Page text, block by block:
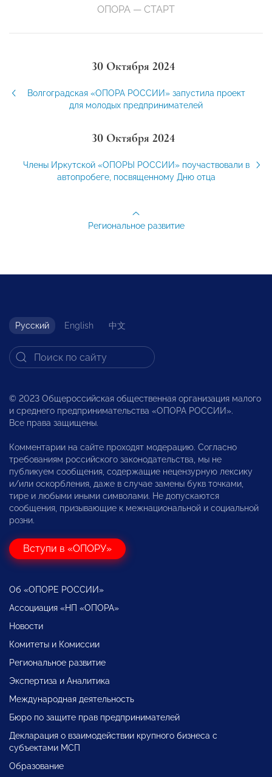
ОПОРА — СТАРТ
30 Октября 2024
Волгоградская «ОПОРА РОССИИ» запустила проект
для молодых предпринимателей
30 Октября 2024
Члены Иркутской «ОПОРЫ РОССИИ» поучаствовали в
автопробеге, посвященному Дню отца
Региональное развитие
Русский English 中文
© 2023 Общероссийская общественная организация малого
и среднего предпринимательства «ОПОРА РОССИИ».
Все права защищены.
Комментарии на сайте проходят модерацию. Согласно
требованиям российского законодательства, мы не
публикуем сообщения, содержащие нецензурную лексику
и/или оскорбления, даже в случае замены букв точками,
тире и любыми иными символами. Не допускаются
сообщения, призывающие к межнациональной и социальной
розни.
Вступи в «ОПОРУ»
Об «ОПОРЕ РОССИИ»
Ассоциация «НП «ОПОРА»
Новости
Комитеты и Комиссии
Региональное развитие
Экспертиза и Аналитика
Международная деятельность
Бюро по защите прав предпринимателей
Декларация о взаимодействии крупного бизнеса с
субъектами МСП
Образование